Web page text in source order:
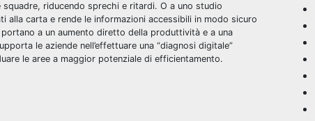
squadre, riducendo sprechi e ritardi. O a uno studio
alla carta e rende le informazioni accessibili in modo sicuro
a un aumento diretto della produttività e a una
le aziende nell’effettuare una “diagnosi digitale”
le aree a maggior potenziale di efficientamento.